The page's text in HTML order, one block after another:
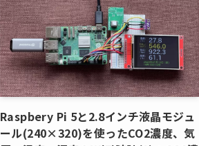
Raspbery Pi 5と2.8インチ液晶モジュ
ール(240×320)を使ったCO2濃度、気